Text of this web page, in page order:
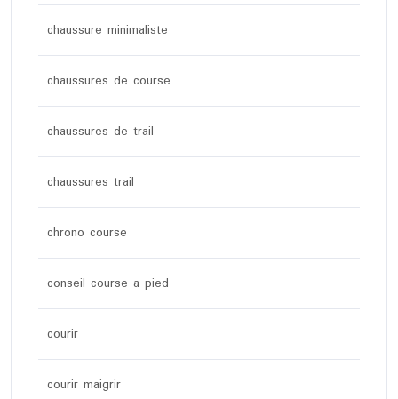
chaussure minimaliste
chaussures de course
chaussures de trail
chaussures trail
chrono course
conseil course a pied
courir
courir maigrir